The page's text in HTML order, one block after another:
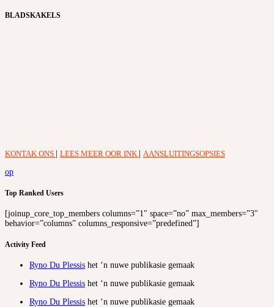
BLADSKAKELS
KONTAK ONS LEES MEER OOR INK
AANSLUITINGSOPSIES
op
Top Ranked Users
[joinup_core_top_members columns=”1″ space=”no” max_members=”3″
behavior=”columns” columns_responsive=”predefined”]
Activity Feed
Ryno Du Plessis het ‘n nuwe publikasie gemaak
Ryno Du Plessis het ‘n nuwe publikasie gemaak
Ryno Du Plessis het ‘n nuwe publikasie gemaak